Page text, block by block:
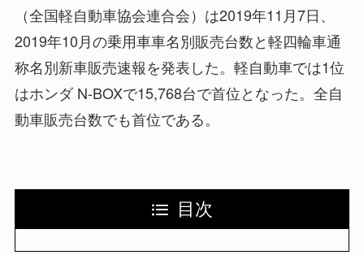
（全国軽自動車協会連合会）は2019年11月7日、
2019年10月の乗用車車名別販売台数と軽四輪車通
称名別新車販売速報を発表した。軽自動車では1位
はホンダ N-BOXで15,768台で首位となった。全自
動車販売台数でも首位である。
目次